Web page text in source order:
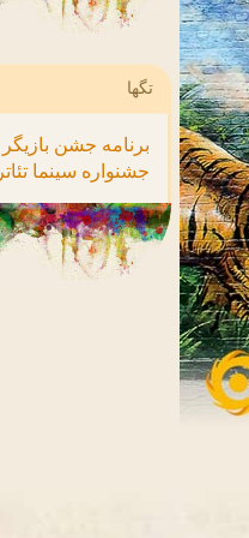
تگها
برنامه جشن بازیگر
جشنواره سینما تئاتر